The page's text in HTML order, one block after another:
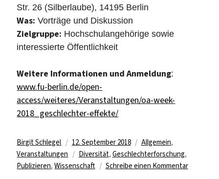
Str. 26 (Silberlaube), 14195 Berlin
Was: Vorträge und Diskussion
Zielgruppe: Hochschulangehörige sowie
interessierte Öffentlichkeit
Weitere Informationen und Anmeldung:
www.fu-berlin.de/open-
access/weiteres/Veranstaltungen/oa-week-
2018_geschlechter-effekte/
Autor
Birgit Schlegel
Veröffentlicht
am
12. September 2018 Kategorien
Allgemein,
Veranstaltungen
Schlagwörter
Diversität, Geschlechterforschung,
Publizieren,Wissenschaft Schreibe einen Kommentarzu